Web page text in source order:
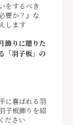
をするべき
要か？』な
します
飾りに贈りた
「羽子板」の
に喜ばれる羽
子板飾りを紹
ださい